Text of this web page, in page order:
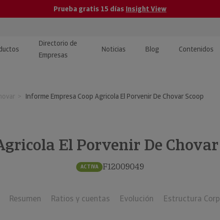
Prueba gratis 15 días Insight View
y ERP
· Recuperación de
Directorio de
Empresas
Noticias Blog Contenidos
y tutoriales
Investigada
Informe Empresa Coop Agricola El Porvenir De Chovar Scoop
El Porvenir De Chovar
ACTIVA F12009049
Resumen Ratios y cuentas Evolución Estructura